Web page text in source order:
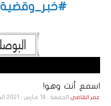
#خبر_وقضية
اسمع أنت وهو!
عمر القاضي الجمعة , 19 مـارس , 2021 الساعة 7:30:34 PM